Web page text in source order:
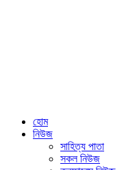
হোম
নিউজ
সাহিত্য পাতা
সকল নিউজ